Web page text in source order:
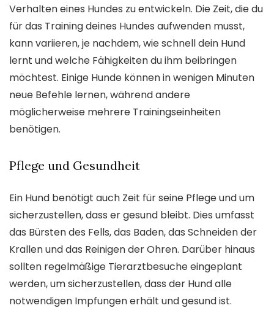
Verhalten eines Hundes zu entwickeln. Die Zeit, die du
für das Training deines Hundes aufwenden musst,
kann variieren, je nachdem, wie schnell dein Hund
lernt und welche Fähigkeiten du ihm beibringen
möchtest. Einige Hunde können in wenigen Minuten
neue Befehle lernen, während andere
möglicherweise mehrere Trainingseinheiten
benötigen.
Pflege und Gesundheit
Ein Hund benötigt auch Zeit für seine Pflege und um
sicherzustellen, dass er gesund bleibt. Dies umfasst
das Bürsten des Fells, das Baden, das Schneiden der
Krallen und das Reinigen der Ohren. Darüber hinaus
sollten regelmäßige Tierarztbesuche eingeplant
werden, um sicherzustellen, dass der Hund alle
notwendigen Impfungen erhält und gesund ist.